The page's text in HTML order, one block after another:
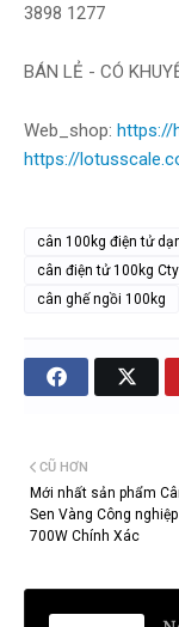
3898 1277
BÁN LẺ - CÓ
Web_shop: https://
https://
cân 100kg điện tử
cân điện tử 100kg
cân ghế ngồi 100kg
CŨ HƠN
Mới nhất sản phẩm
Sen Vàng Công
700W Chính Xác